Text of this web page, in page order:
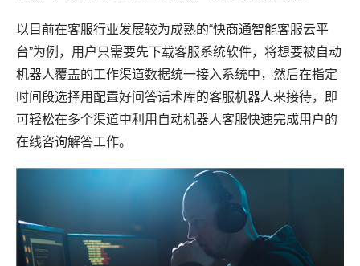
以目前在客服行业发展较为成熟的“快商通智能客服云平
台”为例，用户只需要先下载客服系统软件，将想要被自动
机器人覆盖的工作渠道数据统一接入系统中，然后在指定
时间段选择用配置好问答话术库的客服机器人来接待，即
可轻松在多个渠道中利用自动机器人客服快速完成用户的
在线咨询解答工作。